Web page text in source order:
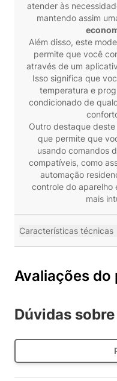
atender às
mantendo assim
Além disso, este
permite que você
através de um
Isso significa que
temperatura e
condicionado de
Outro destaque
que permite que
usando comandos
compatíveis, como
automação
controle do aparelho
mais
Características técnicas
Avaliações do
Dúvidas